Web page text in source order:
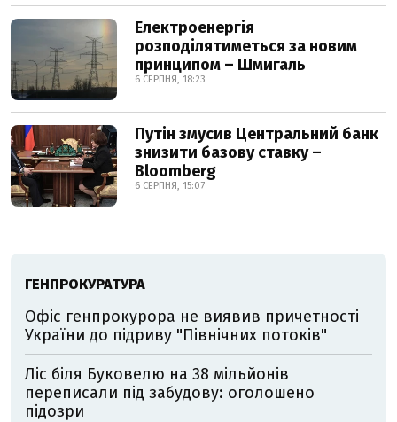
Електроенергія
розподілятиметься за новим
принципом – Шмигаль
6 СЕРПНЯ, 18:23
Путін змусив Центральний банк
знизити базову ставку –
Bloomberg
6 СЕРПНЯ, 15:07
ГЕНПРОКУРАТУРА
Офіс генпрокурора не виявив причетності
України до підриву "Північних потоків"
Ліс біля Буковелю на 38 мільйонів
переписали під забудову: оголошено
підозри